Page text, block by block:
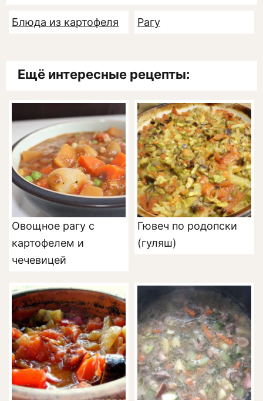
Блюда из картофеля Рагу
Ещё интересные рецепты:
Овощное рагу с
картофелем и
чечевицей
Гювеч по родопски
(гуляш)